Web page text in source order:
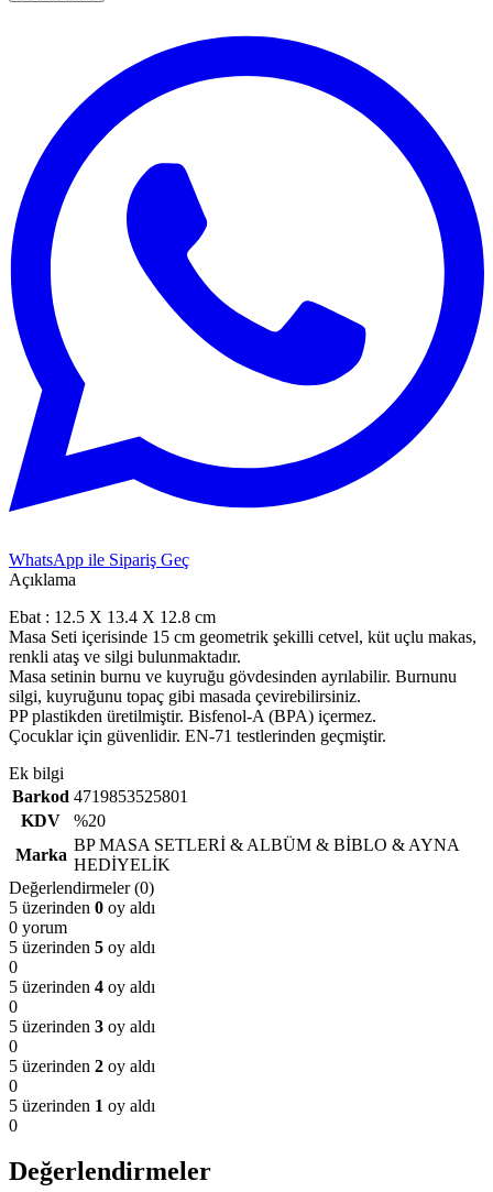
WhatsApp ile Sipariş Geç
Açıklama
Ebat : 12.5 X 13.4 X 12.8 cm
Masa Seti içerisinde 15 cm geometrik şekilli cetvel, küt uçlu makas,
renkli ataş ve silgi bulunmaktadır.
Masa setinin burnu ve kuyruğu gövdesinden ayrılabilir. Burnunu
silgi, kuyruğunu topaç gibi masada çevirebilirsiniz.
PP plastikden üretilmiştir. Bisfenol-A (BPA) içermez.
Çocuklar için güvenlidir. EN-71 testlerinden geçmiştir.
Ek bilgi
Barkod 4719853525801
KDV
%20
Marka
BP MASA SETLERİ & ALBÜM & BİBLO & AYNA
HEDİYELİK
Değerlendirmeler (0)
5 üzerinden 0 oy aldı
0 yorum
5 üzerinden 5 oy aldı
0
5 üzerinden 4 oy aldı
0
5 üzerinden 3 oy aldı
0
5 üzerinden 2 oy aldı
0
5 üzerinden 1 oy aldı
0
Değerlendirmeler